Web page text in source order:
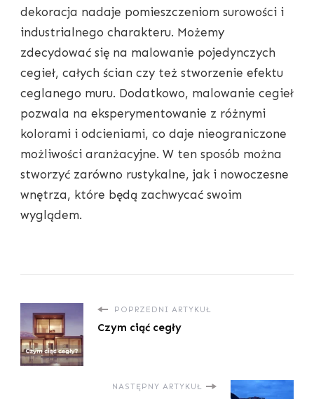
dekoracja nadaje pomieszczeniom surowości i
industrialnego charakteru. Możemy
zdecydować się na malowanie pojedynczych
cegieł, całych ścian czy też stworzenie efektu
ceglanego muru. Dodatkowo, malowanie cegieł
pozwala na eksperymentowanie z różnymi
kolorami i odcieniami, co daje nieograniczone
możliwości aranżacyjne. W ten sposób można
stworzyć zarówno rustykalne, jak i nowoczesne
wnętrza, które będą zachwycać swoim
wyglądem.
POPRZEDNI ARTYKUŁ
Czym ciąć cegły
NASTĘPNY ARTYKUŁ